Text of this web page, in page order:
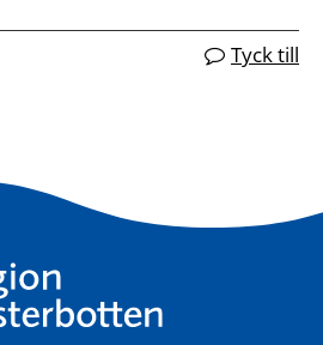
Tyck till